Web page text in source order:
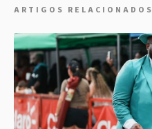
ARTIGOS RELACIONADOS